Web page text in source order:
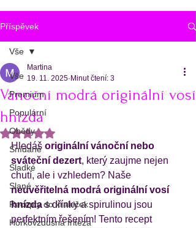
Příspěvek
Vše
Premium
Populární
Obědy
Snídaně
Sladké
Slané
Recepty do krabiček
Horkovzdušná fritéza
Vše
Vánoční modrá originální vosí
hnízda
Martina
19. 11. 2025 Minut čtení: 3
Hodnoceno NaN z 5 hvězdiček.
Hledáš originální vánoční nebo
sváteční dezert, který zaujme nejen
chutí, ale i vzhledem? Naše
neuvěřitelná modrá originální vosí
hnízda s dřínky a spirulinou jsou
perfektním řešením! Tento recept